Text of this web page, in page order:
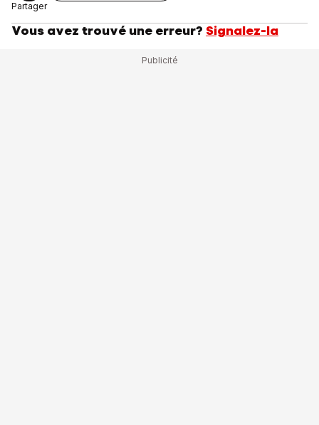
Partager
Vous avez trouvé une erreur? Signalez-la